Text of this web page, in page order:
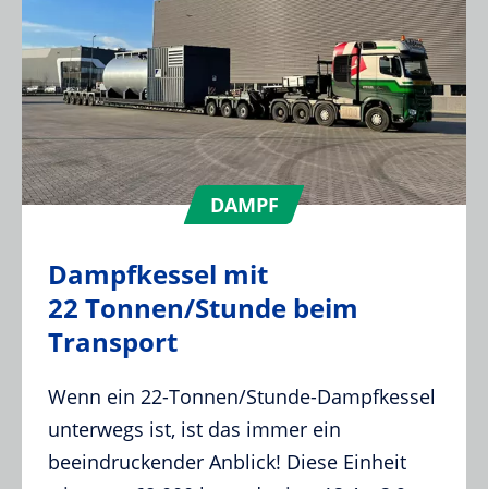
DAMPF
Dampfkessel mit
22 Tonnen/Stunde beim
Transport
Wenn ein 22-Tonnen/Stunde-Dampfkessel
unterwegs ist, ist das immer ein
beeindruckender Anblick! Diese Einheit